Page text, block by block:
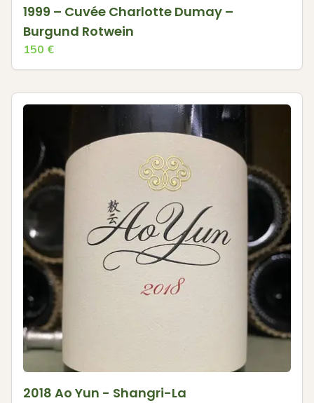
1999 – Cuvée Charlotte Dumay –
Burgund Rotwein
150 €
2018 Ao Yun - Shangri-La